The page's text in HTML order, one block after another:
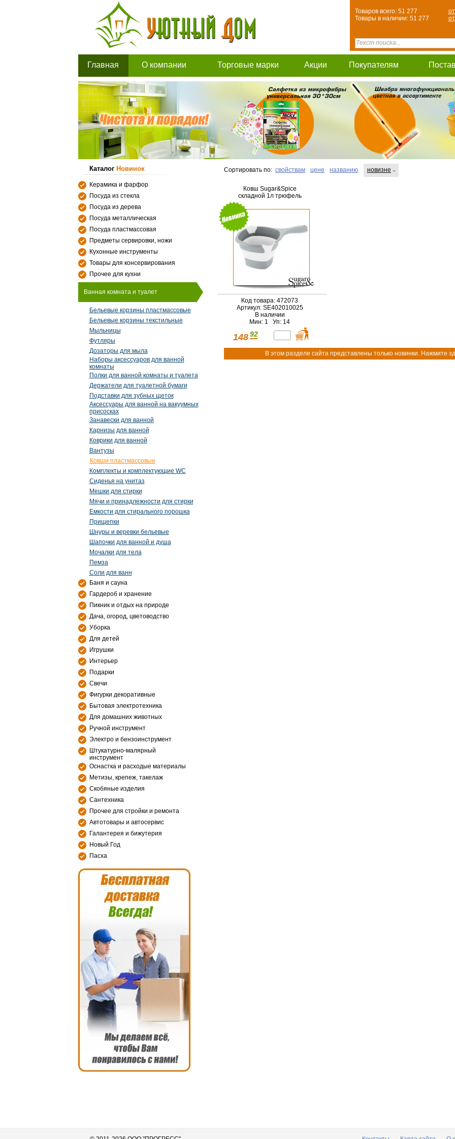
Товаров всего: 51 277
Товары в наличии: 51 277
Главная О компании Торговые марки Акции Покупателям
Каталог Новинок
Керамика и фарфор
Посуда из стекла
Посуда из дерева
Посуда металлическая
Посуда пластмассовая
Предметы сервировки, ножи
Кухонные инструменты
Товары для консервирования
Прочее для кухни
Ванная комната и туалет
Бельевые корзины пластмассовые
Бельевые корзины текстильные
Мыльницы
Футляры
Дозаторы для мыла
Наборы аксессуаров для ванной
комнаты
Полки для ванной комнаты и туалета
Держатели для туалетной бумаги
Подставки для зубных щеток
Аксессуары для ванной на вакуумных
присосках
Занавески для ванной
Карнизы для ванной
Коврики для ванной
Вантузы
Ковши пластмассовые
Комплекты и комплектующие WC
Сиденья на унитаз
Мешки для стирки
Мячи и принадлежности для стирки
Емкости для стирального порошка
Прищепки
Шнуры и веревки бельевые
Шапочки для ванной и душа
Мочалки для тела
Пемза
Соли для ванн
Баня и сауна
Гардероб и хранение
Пикник и отдых на природе
Дача, огород, цветоводство
Уборка
Для детей
Игрушки
Интерьер
Подарки
Свечи
Фигурки декоративные
Бытовая электротехника
Для домашних животных
Ручной инструмент
Электро и бензоинструмент
Штукатурно-малярный
инструмент
Оснастка и расходые материалы
Метизы, крепеж, такелаж
Скобяные изделия
Сантехника
Прочее для стройки и ремонта
Автотовары и автосервис
Галантерея и бижутерия
Новый Год
Пасха
Сортировать по: свойствам цене названию новизне
Ковш Sugar&Spice
складной 1л трюфель
Код товара: 472073
Артикул: SE402010025
В наличии
Мин: 1 Уп: 14
148 92
В этом разделе сайта представлены только новинки. Нажмите